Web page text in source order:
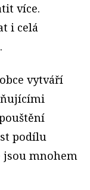
více.
i celá
vytváří
podílu
jsou mnohem